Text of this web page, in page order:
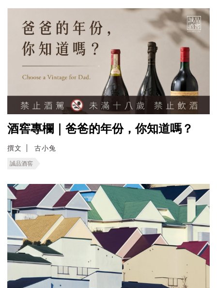
酒窖專欄｜爸爸的年份，你知道嗎？
撰文 古小兔
誠品酒窖